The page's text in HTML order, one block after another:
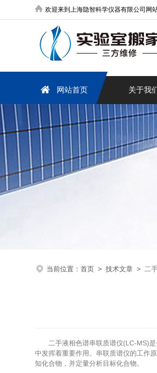
欢迎来到上海隐智科学仪器有限公司网
网站首页 关于我
当前位置： 首页 > 技术文章 > 二
二手液相色谱串联质谱仪(LC-MS)是
中发挥着重要作用。串联质谱仪的工作
知化合物，并定量分析目标化合物。